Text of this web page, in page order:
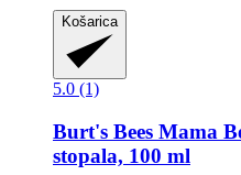
Košarica
5.0 (1)
Burt's Bees Mama
stopala, 100 ml